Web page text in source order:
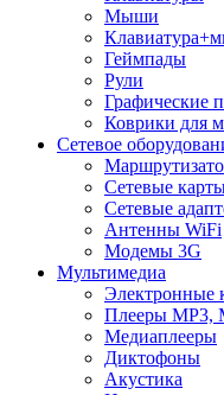
Мыши
Геймпады
Рули
Графические
Коврики для
Сетевое
Сетевые
Сетевые
Антенны WiFi
Модемы 3G
Мультимедиа
Электронные
Плееры MP3,
Медиаплееры
Диктофоны
Акустика